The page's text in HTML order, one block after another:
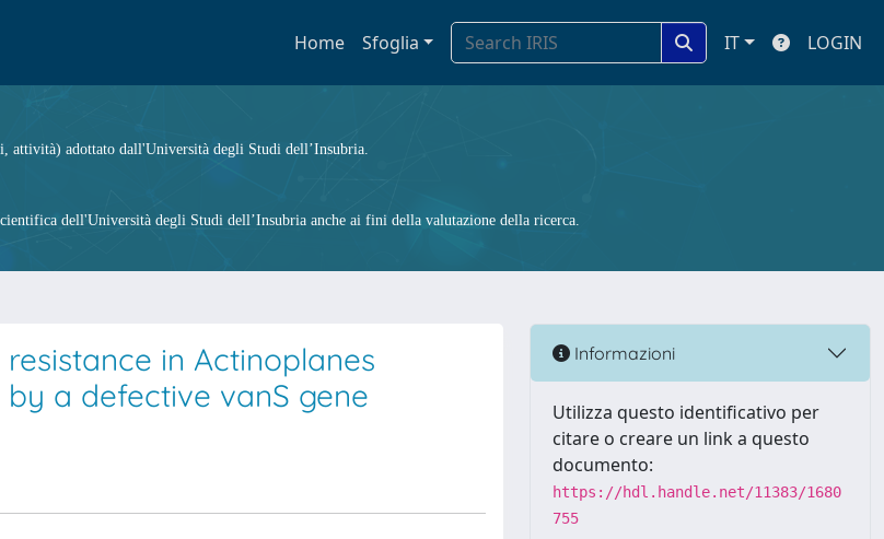
Home Sfoglia IT LOGIN
attività) adottato dall'Università degli Studi dell’Insubria.
dell'Università degli Studi dell’Insubria anche ai fini della valutazione della ricerca.
in Actinoplanes
by a defective vanS gene
Informazioni
Utilizza questo identificativo per
citare o creare un link a questo
documento:
https://hdl.handle.net/11383/1680
755